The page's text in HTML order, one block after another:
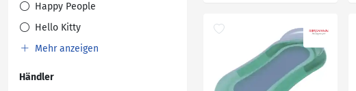
Happy People
Hello Kitty
Mehr anzeigen
Händler